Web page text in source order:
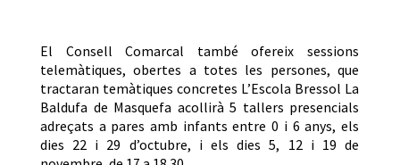
El Consell Comarcal també ofereix sessions
telemàtiques, obertes a totes les persones, que
tractaran temàtiques concretes L’Escola Bressol La
Baldufa de Masquefa acollirà 5 tallers presencials
adreçats a pares amb infants entre 0 i 6 anys, els
dies 22 i 29 d’octubre, i els dies 5, 12 i 19 de